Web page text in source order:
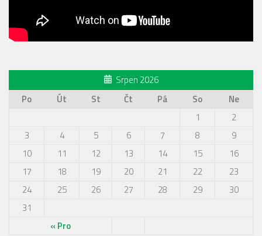
Srpen 2026
Po
Út St Čt Pá So Ne
« Pro
1
2
3
4 5 6 7 8
9
10
11 12 13 14 15
16
17
18 19 20 21 22
23
24
25 26 27 28 29
30
31